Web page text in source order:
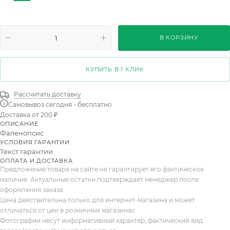
1st Basico Mix 6+
2st Aromio Mineral Budget 60cm
2ст Вайлдкэт 15+
В КОРЗИНУ
КУПИТЬ В 1 КЛИК
Рассчитать доставку
Самовывоз сегодня - бесплатно
Доставка от 200 ₽
ОПИСАНИЕ
Фаленопсис
УСЛОВИЯ ГАРАНТИИ
Текст гарантии
ОПЛАТА И ДОСТАВКА
Предложение товара на сайте не гарантирует его фактическое
наличие. Актуальные остатки подтверждает менеджер после
оформления заказа
Цена действительна только для интернет-магазина и может
отличаться от цен в розничных магазинах
Фотографии несут информативный характер, фактический вид